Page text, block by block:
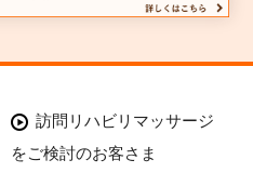
訪問リハビリマッサージ
をご検討のお客さま